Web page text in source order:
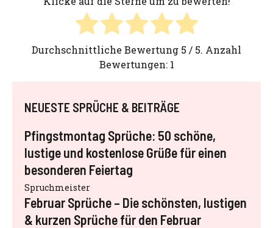
Durchschnittliche Bewertung 5 / 5. Anzahl
Bewertungen: 1
NEUESTE SPRÜCHE & BEITRÄGE
Pfingstmontag Sprüche: 50 schöne,
lustige und kostenlose Grüße für einen
besonderen Feiertag
Spruchmeister
Februar Sprüche – Die schönsten, lustigen
& kurzen Sprüche für den Februar